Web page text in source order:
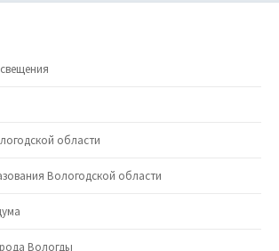
области
Вологодской области
Вологды